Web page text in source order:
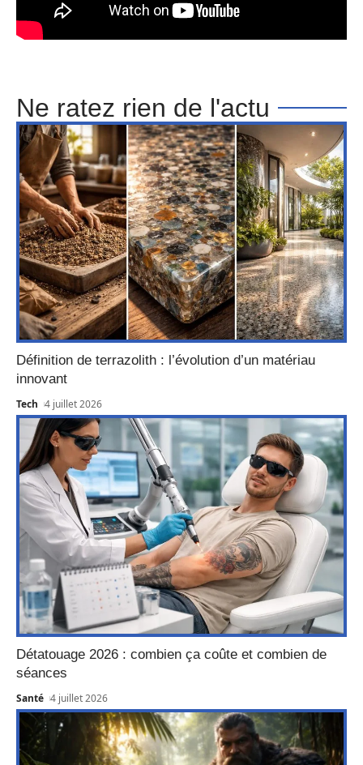
Ne ratez rien de l'actu
Définition de terrazolith : l’évolution d’un matériau
innovant
Tech 4 juillet 2026
Détatouage 2026 : combien ça coûte et combien de
séances
Santé 4 juillet 2026